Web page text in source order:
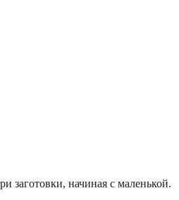
заготовки, начиная с маленькой.